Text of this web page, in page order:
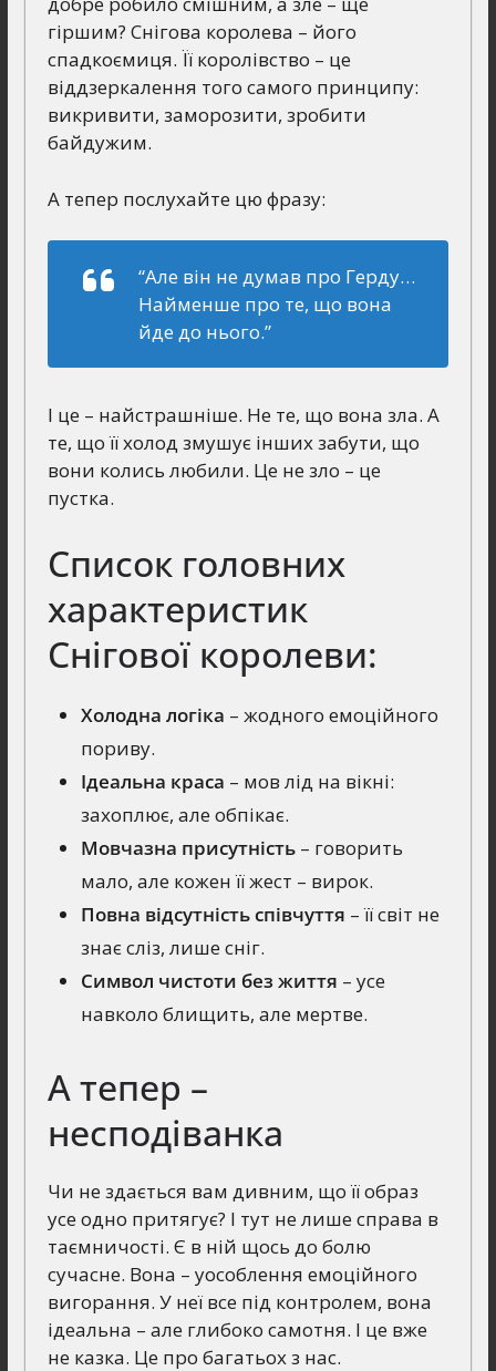
гіршим? Снігова королева – його
спадкоємиця. Її королівство – це
віддзеркалення того самого принципу:
викривити, заморозити, зробити
байдужим.
А тепер послухайте цю фразу:
“Але він не думав про Герду…
Найменше про те, що вона
йде до нього.”
І це – найстрашніше. Не те, що вона зла. А
те, що її холод змушує інших забути, що
вони колись любили. Це не зло – це
пустка.
Список головних
характеристик
Снігової королеви:
Холодна логіка – жодного емоційного
пориву.
Ідеальна краса – мов лід на вікні:
захоплює, але обпікає.
Мовчазна присутність– говорить
мало, але кожен її жест – вирок.
Повна відсутність співчуття – її світ не
знає сліз, лише сніг.
Символ чистоти без життя – усе
навколо блищить, але мертве.
А тепер –
несподіванка
Чи не здається вам дивним, що її образ
усе одно притягує? І тут не лише справа в
таємничості. Є в ній щось до болю
сучасне. Вона – уособлення емоційного
вигорання. У неї все під контролем, вона
ідеальна – але глибоко самотня. І це вже
не казка. Це про багатьох з нас.